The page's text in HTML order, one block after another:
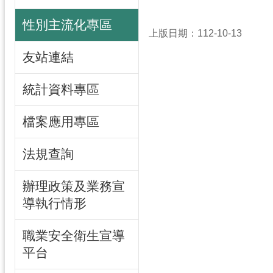
性別主流化專區
友站連結
統計資料專區
檔案應用專區
法規查詢
辦理政策及業務宣
導執行情形
職業安全衛生宣導
平台
上版日期：112-10-13